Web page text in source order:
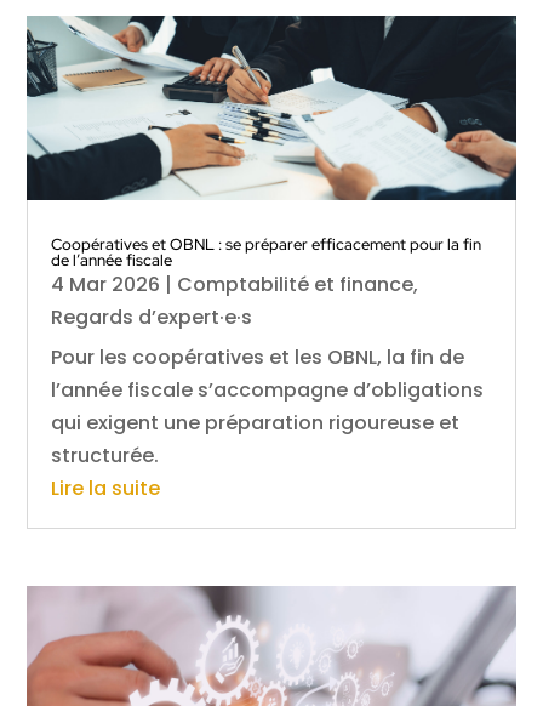
Coopératives et OBNL : se préparer efficacement pour la fin
de l’année fiscale
4 Mar 2026 | Comptabilité et finance,
Regards d’expert·e·s
Pour les coopératives et les OBNL, la fin de
l’année fiscale s’accompagne d’obligations
qui exigent une préparation rigoureuse et
structurée.
Lire la suite